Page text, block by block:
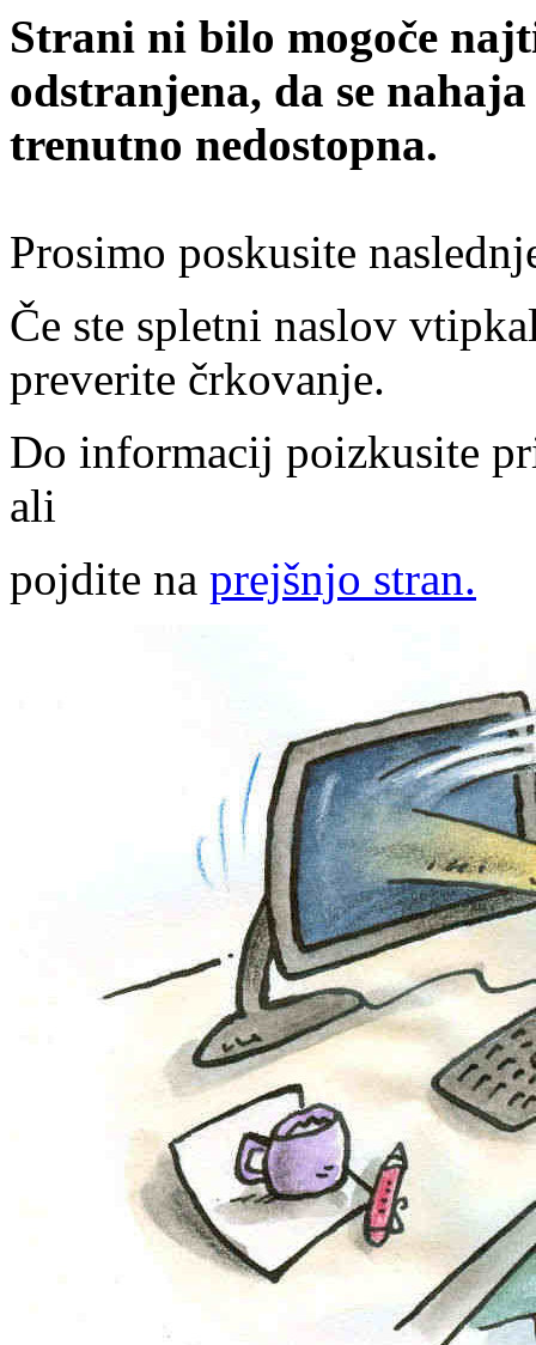
Strani ni bilo mogoče
odstranjena, da se
trenutno nedostopna.
Prosimo poskusite
Če ste spletni naslov
preverite črkovanje.
Do informacij poizkusite
ali
pojdite na prejšnjo stran.